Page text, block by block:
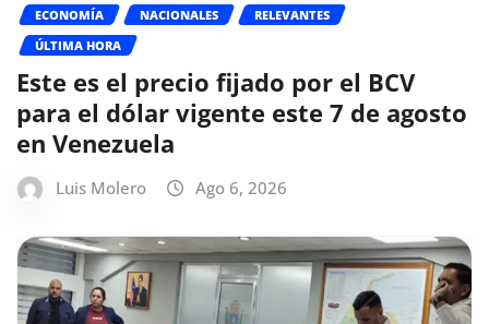
ECONOMÍA NACIONALES
RELEVANTES
ÚLTIMA HORA
Este es el precio fijado por el BCV
para el dólar vigente este 7 de agosto
en Venezuela
Luis Molero Ago 6, 2026